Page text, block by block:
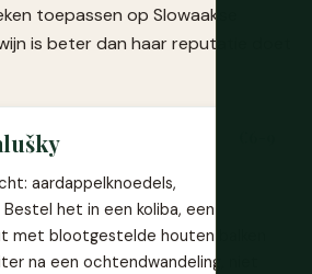
toepassen op Slowaakse
is beter dan haar reputatie doet
aardappelknoedels,
Bestel het in een koliba, een
met blootgestelde houten balken
na een ochtendwandeling, niet